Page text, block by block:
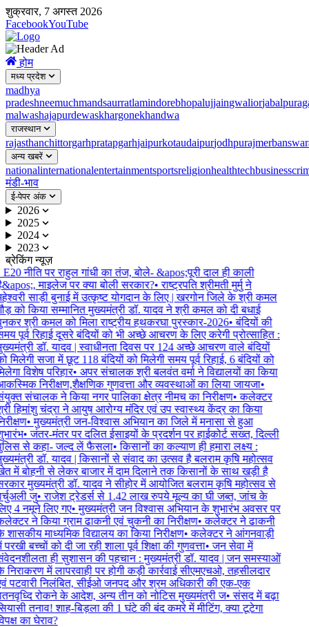
शुक्रवार, 7 अगस्त 2026
FacebookYouTube
होम
मध्य प्रदेश
madhya
pradeshneemuchmandsaurratlamindorebhopalujjaingwaliorjabalpur
malwashajapurdewaskhargonekhandwa
राजस्थान
rajasthanchittorgarhpratapgarhjaipurkotaudaipurjodhpurajmer
अन्य खबरें
nationalinternationalentertainmentsportsreligionhealthtechbusiness
मंडी-भाव
ई-पेपर अंक
2026
2025
2024
2023
ब्रेकिंग न्यूज़
E20 नीति पर राहुल गांधी का तंज, बोले- &apos;पूरी दाल ही काली
माइलेज पर क्या बोली सरकार?• राष्ट्रपति श्रीमती मुर्मु ने
साड़ी बुनाई में उत्कृष्ट योगदान के लिए | खरगोन जिले के श्री कमल
को किया सम्मानित मुख्यमंत्री डॉ. यादव ने श्री कमल को दी बधाई
श्री कमल को मिला राष्ट्रीय हथकरघा पुरस्कार-2026• बंदियों की
पूर्व रिहाई दूसरे बंदियों को भी अच्छे आचरण के लिए करेगी प्रोत्साहित :
डॉ. यादव | स्वाधीनता दिवस पर 124 अच्छे आचरण वाले बंदियों
मिलेगी सजा में छूट 118 बंदियों को मिलेगी समय पूर्व रिहाई, 6 बंदियों को
विशेष परिहार• अपर संचालक श्री बलवंत वर्मा ने विद्यालयों का किया
निरीक्षण,शैक्षणिक गुणवत्ता और व्यवस्थाओं का लिया जायजा•
संचालक ने किया नगर पालिका क्षेत्र नीमच का निरीक्षण• कलेक्टर
हिमांशु चंद्रा ने आयुष आरोग्य मंदिर एवं उप स्वास्थ्य केंद्र का किया
• मुख्यमंत्री जन-विश्वास अभियान का जिले में मनासा से हुआ
• जंतर-मंतर पर दलित ईसाइयों के प्रदर्शन पर हाईकोर्ट सख्त, दिल्ली
से कहा- जल्द लें फैसला• किसानों का कल्याण ही हमारा लक्ष्य :
डॉ. यादव | किसानों से संवाद का उत्सव है बलराम कृषि महोत्सव
में बोहनी से लेकर बाजार में दाम दिलाने तक किसानों के साथ खड़ी है
मुख्यमंत्री डॉ. यादव ने सीहोर में आयोजित बलराम कृषि महोत्सव से
जु• राजेश ट्रेडर्स से 1.42 लाख रुपये मूल्य का घी जब्त, जांच के
4 नमूने लिए गए• मुख्यमंत्री जन विश्वास अभियान के शुभारंभ अवसर पर
ने किया ग्राम ढाकनी एवं चुकनी का निरीक्षण• कलेक्टर ने ढाकनी
शासकीय माध्यमिक विद्यालय का किया निरीक्षण• कलेक्टर ने आंगनवाड़ी
परखी बच्चों को दी जा रही शाला पूर्व शिक्षा की गुणवत्ता• जन सेवा में
ही सुशासन की पहचान : मुख्यमंत्री डॉ. यादव | जन समस्याओं
निराकरण में लापरवाही पर होगी कड़ी कार्रवाई सीएमएचओ, तहसीलदार
पटवारी निलंबित, सीईओ जनपद और श्रम अधिकारी की एक-एक
रोकने के आदेश, अन्य तीन को नोटिस मुख्यमंत्री ज• संसद में बढ़ा
तनाव! शाह-बिड़ला की 1 घंटे की बंद कमरे में मीटिंग, क्या टूटेगा
का घेराव?